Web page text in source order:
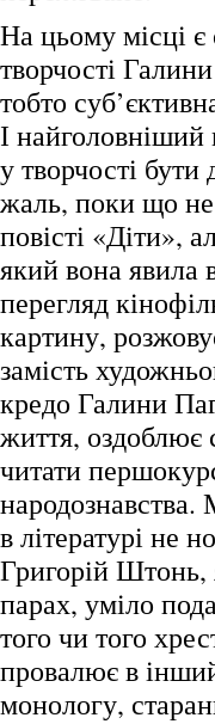
На цьому місці є
творчості
тобто
І
у творчості
жаль, поки що не
повісті «Діти»,
який вона явила
перегляд
картину,
замість
кредо Галини
життя, оздоблює
читати
народознавства.
в літературі не
Григорій Штонь,
парах, уміло
того чи того
провалює в
монологу,